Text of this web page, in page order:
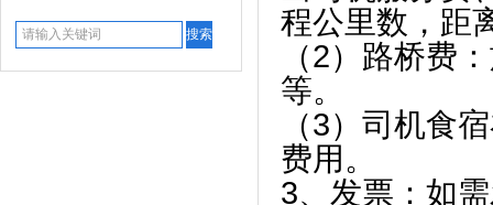
程公里数，距
（2）路桥费
等。
（3）司机食
费用。
3、发票：如